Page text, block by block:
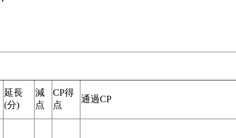
延長
(分)
減
点
CP得
点
通過CP